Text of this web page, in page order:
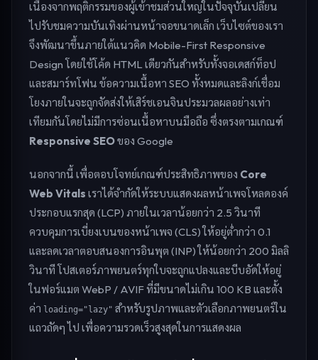
เนื่องจากพฤติกรรมของผู้เข้าชมส่วนใหญ่ในปัจจุบันเปลี่ยน
ไปรับชมความบันเทิงผ่านหน้าจอขนาดเล็ก เว็บไซต์ของเรา
จึงพัฒนาขึ้นภายใต้แนวคิด Mobile-First Responsive
Design โดยใช้โค้ด HTML เดียวกันสำหรับทั้งจอเดสก์ท็อป
และสมาร์ทโฟน ข้อความเนื้อหา SEO ทั้งหมดและลิงก์เชื่อม
โยงภายในจะถูกจัดส่งให้เสิร์ชเอนจินประมวลผลอย่างเท่า
เทียมกันโดยไม่มีการซ่อนเนื้อหาบนมือถือ ซึ่งตรงตามเกณฑ์
Responsive SEOของ Google
นอกจากนี้ เพื่อตอบโจทย์เกณฑ์ประสิทธิภาพของ Core
Web Vitals เราได้จำกัดให้ระบบแสดงผลหน้าเพจโหลดองค์
ประกอบแรกสุด (LCP) ภายในเวลาน้อยกว่า 2.5 วินาที
ควบคุมการเบี่ยงเบนของหน้าเพจ (CLS) ให้อยู่ต่ำกว่า 0.1
และลดเวลาตอบสนองการอินพุต (INP) ให้น้อยกว่า 200 มิลลิ
วินาที โปสเตอร์ภาพยนตร์ทุกใบจะถูกแปลงและบีบอัดให้อยู่
ในฟอร์แมต WebP / AVIF ที่มีขนาดไม่เกิน 100 KB และตั้ง
ค่า loading="lazy" สำหรับรูปภาพและตัวเลือกภาพยนตร์ใน
แถวถัดๆ ไป เพื่อความรวดเร็วสูงสุดในการแสดงผล